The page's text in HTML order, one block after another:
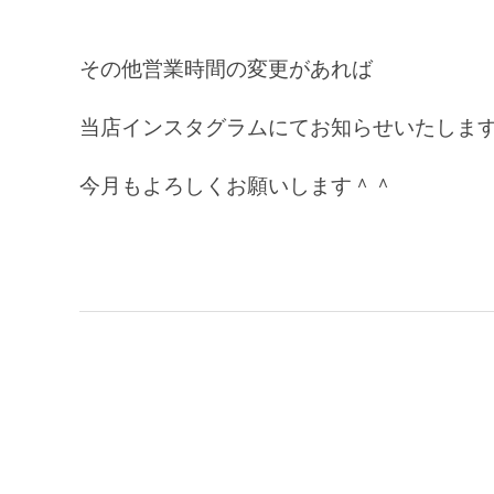
その他営業時間の変更があれば
当店インスタグラムにてお知らせいたしま
今月もよろしくお願いします＾＾